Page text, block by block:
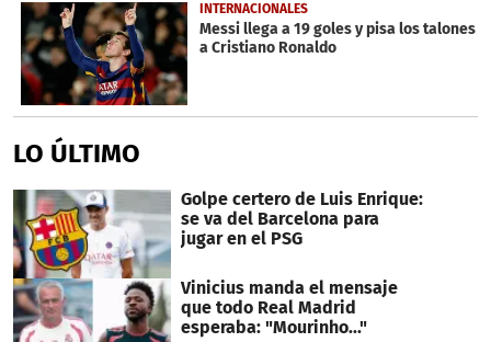
INTERNACIONALES
Messi llega a 19 goles y pisa los talones
a Cristiano Ronaldo
LO ÚLTIMO
Golpe certero de Luis Enrique:
se va del Barcelona para
jugar en el PSG
Vinicius manda el mensaje
que todo Real Madrid
esperaba: "Mourinho..."